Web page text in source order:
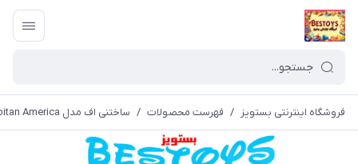
فروشگاه اینترنتی بستویز / فهرست محصولات / ساختنی اف مدل Capitan America کد 1546-2